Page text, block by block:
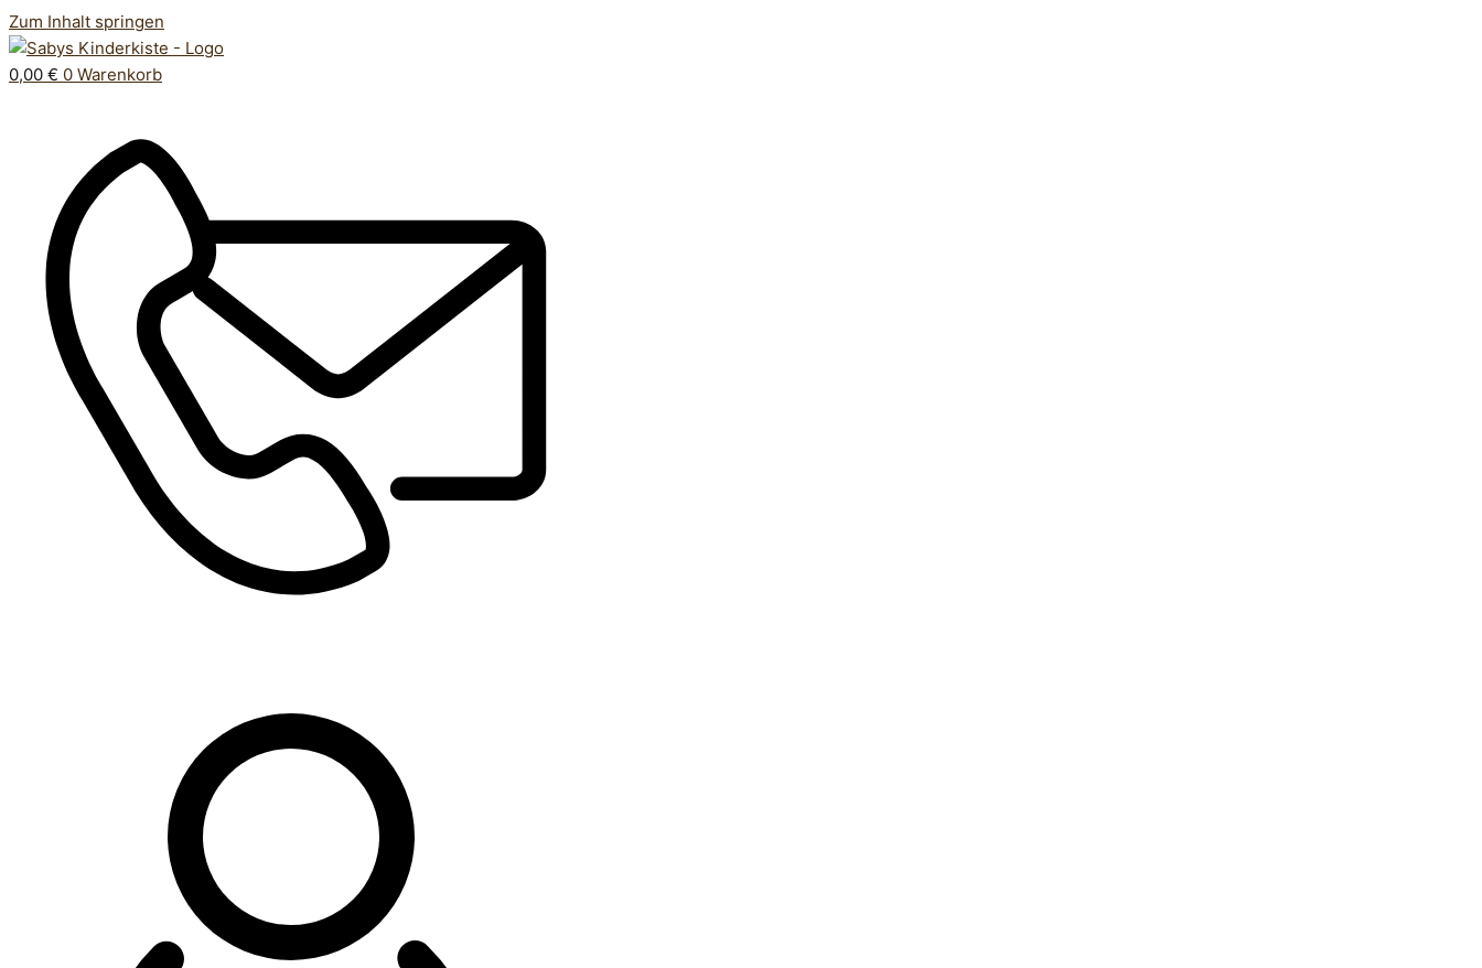
Zum Inhalt springen
0,00 € 0 Warenkorb